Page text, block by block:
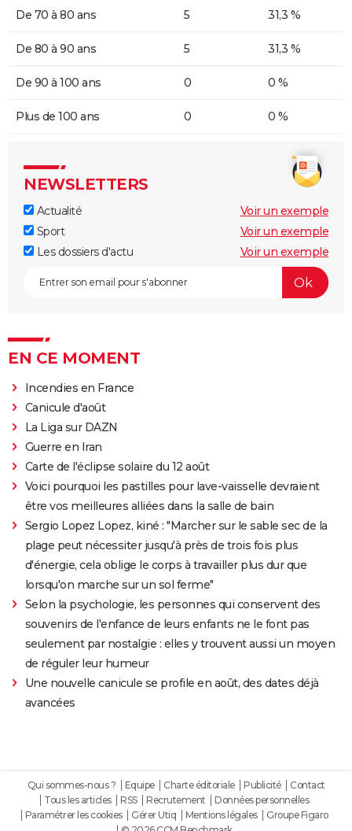
De 70 à 80 ans 5 31,3 %
De 80 à 90 ans 5 31,3 %
De 90 à 100 ans 0 0 %
Plus de 100 ans 0 0 %
NEWSLETTERS
Actualité
Voir un exemple
Sport
Voir un exemple
Les dossiers d'actu
Voir un exemple
EN CE MOMENT
Incendies en France
Canicule d'août
La Liga sur DAZN
Guerre en Iran
Carte de l'éclipse solaire du 12 août
Voici pourquoi les pastilles pour lave-vaisselle devraient
être vos meilleures alliées dans la salle de bain
Sergio Lopez Lopez, kiné : "Marcher sur le sable sec de la
plage peut nécessiter jusqu'à près de trois fois plus
d'énergie, cela oblige le corps à travailler plus dur que
lorsqu'on marche sur un sol ferme"
Selon la psychologie, les personnes qui conservent des
souvenirs de l'enfance de leurs enfants ne le font pas
seulement par nostalgie : elles y trouvent aussi un moyen
de réguler leur humeur
Une nouvelle canicule se profile en août, des dates déjà
avancées
Qui sommes-nous ? Equipe Charte éditoriale Publicité
Contact
Tous les articles
RSS Recrutement
Données personnelles
Paramétrer les cookies
Gérer Utiq Mentions légales
Groupe Figaro